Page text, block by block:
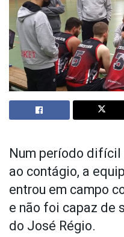
Num período
ao contágio, a
entrou em campo
e não foi capaz de
do José Régio.